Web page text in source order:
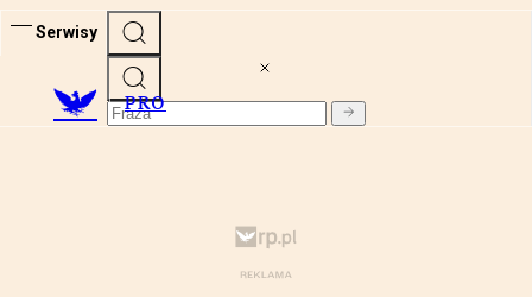
Serwisy
PRO